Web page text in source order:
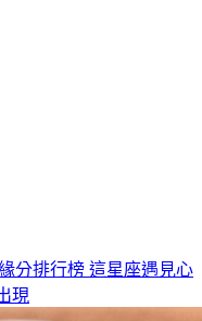
分排行榜 這星座遇見心
現